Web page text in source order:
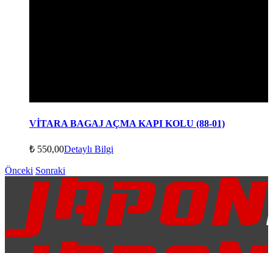
VİTARA BAGAJ AÇMA KAPI KOLU (88-01)
₺ 550,00Detaylı Bilgi
Önceki Sonraki